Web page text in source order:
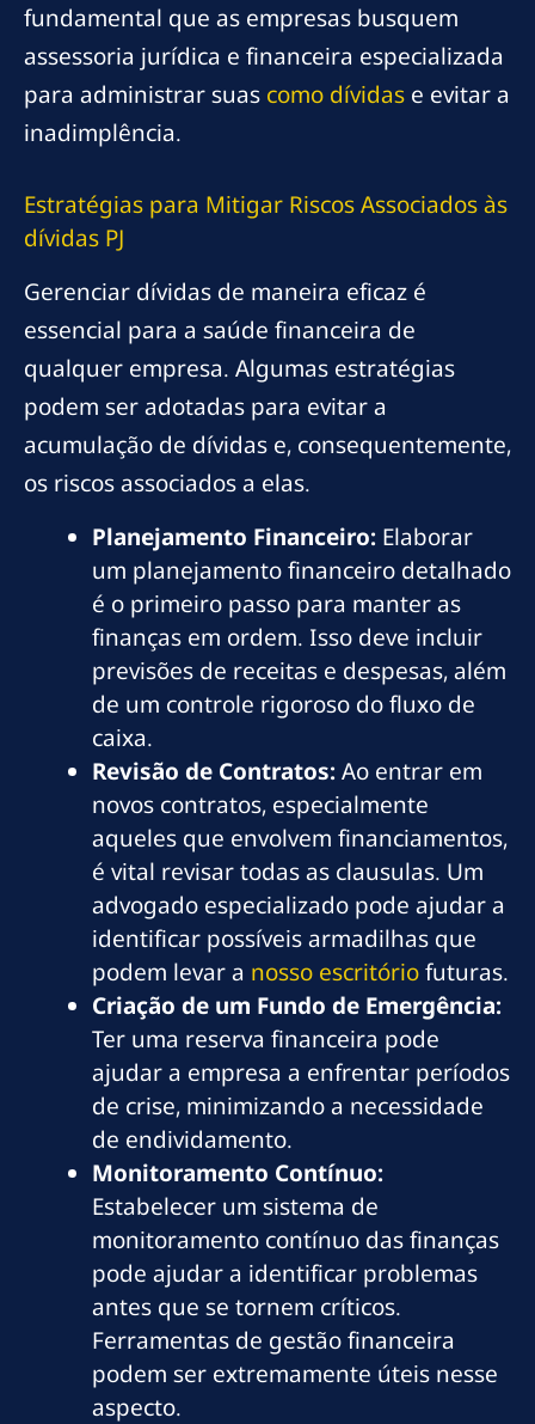
fundamental que as empresas busquem
assessoria jurídica e financeira especializada
para administrar suas como dívidas e evitar a
inadimplência.
Estratégias para Mitigar Riscos Associados às
dívidas PJ
Gerenciar dívidas de maneira eficaz é
essencial para a saúde financeira de
qualquer empresa. Algumas estratégias
podem ser adotadas para evitar a
acumulação de dívidas e, consequentemente,
os riscos associados a elas.
Planejamento Financeiro: Elaborar
um planejamento financeiro detalhado
é o primeiro passo para manter as
finanças em ordem. Isso deve incluir
previsões de receitas e despesas, além
de um controle rigoroso do fluxo de
caixa.
Revisão de Contratos:Ao entrar em
novos contratos, especialmente
aqueles que envolvem financiamentos,
é vital revisar todas as clausulas. Um
advogado especializado pode ajudar a
identificar possíveis armadilhas que
podem levar a nosso escritóriofuturas.
Criação de um Fundo de Emergência:
Ter uma reserva financeira pode
ajudar a empresa a enfrentar períodos
de crise, minimizando a necessidade
de endividamento.
Monitoramento Contínuo:
Estabelecer um sistema de
monitoramento contínuo das finanças
pode ajudar a identificar problemas
antes que se tornem críticos.
Ferramentas de gestão financeira
podem ser extremamente úteis nesse
aspecto.